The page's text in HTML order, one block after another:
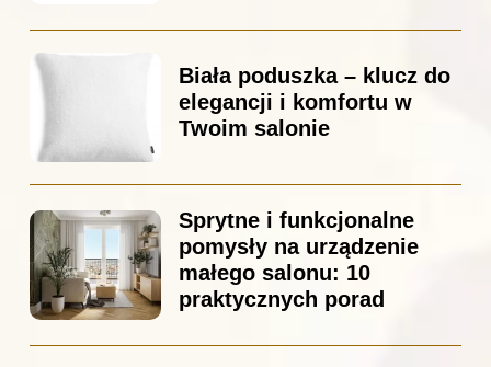
Biała poduszka – klucz do
elegancji i komfortu w
Twoim salonie
Sprytne i funkcjonalne
pomysły na urządzenie
małego salonu: 10
praktycznych porad